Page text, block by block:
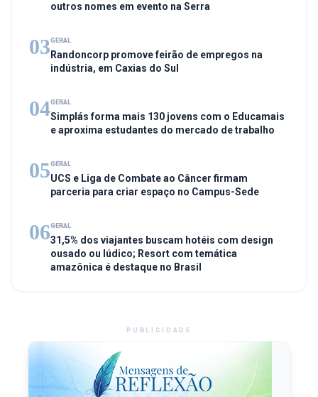
outros nomes em evento na Serra
03GERAL
Randoncorp promove feirão de empregos na
indústria, em Caxias do Sul
04GERAL
Simplás forma mais 130 jovens com o Educamais
e aproxima estudantes do mercado de trabalho
05GERAL
UCS e Liga de Combate ao Câncer firmam
parceria para criar espaço no Campus-Sede
06GERAL
31,5% dos viajantes buscam hotéis com design
ousado ou lúdico; Resort com temática
amazônica é destaque no Brasil
PUBLICIDADE